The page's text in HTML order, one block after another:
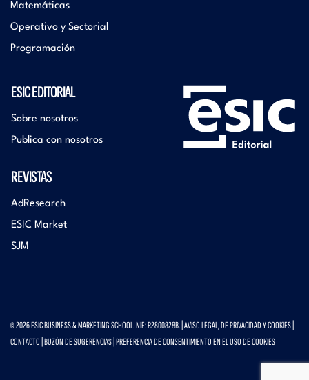
Matemáticas
Operativo y Sectorial
Programación
ESIC EDITORIAL
Sobre nosotros
Publica con nosotros
REVISTAS
AdResearch
ESIC Market
SJM
© 2026 ESIC BUSINESS & MARKETING SCHOOL. NIF: R2800828B. | AVISO LEGAL, DE PRIVACIDAD Y COOKIES
CONTACTO BUZÓN DE SUGERENCIAS PREFERENCIA DE CONSENTIMIENTO EN EL USO DE COOKIES